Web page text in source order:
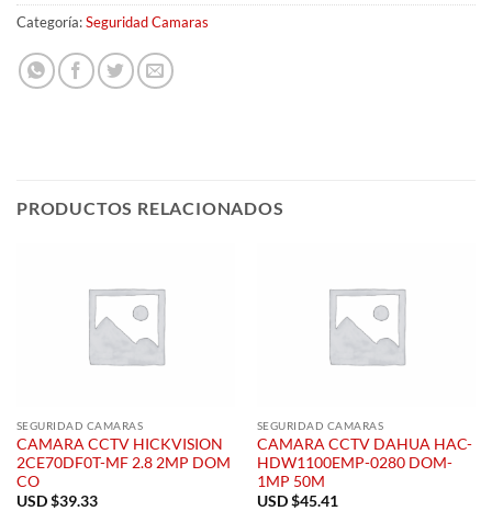
Categoría:Seguridad Camaras
PRODUCTOS RELACIONADOS
SEGURIDAD CAMARAS
CAMARA CCTV HICKVISION
2CE70DF0T-MF 2.8 2MP DOM
CO
USD $39.33
SEGURIDAD CAMARAS
CAMARA CCTV DAHUA HAC-
HDW1100EMP-0280 DOM-
1MP 50M
USD $45.41